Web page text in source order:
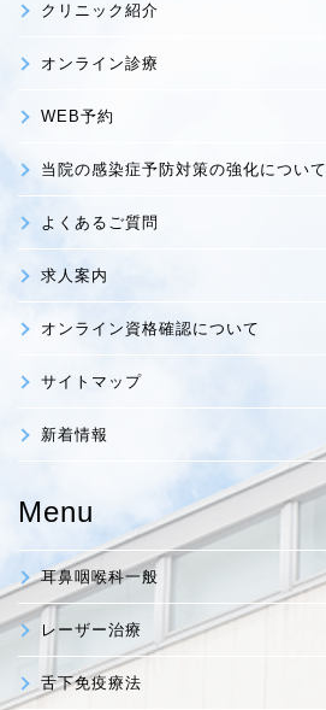
クリニック紹介
オンライン診療
WEB予約
当院の感染症予防対策の強化について
よくあるご質問
求人案内
オンライン資格確認について
サイトマップ
新着情報
Menu
耳鼻咽喉科一般
レーザー治療
舌下免疫療法